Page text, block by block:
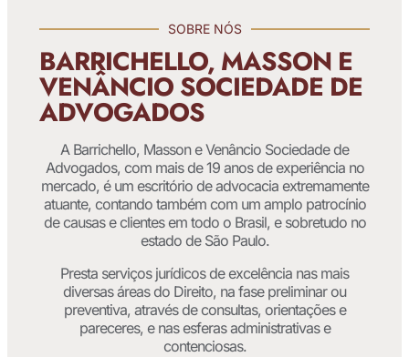
SOBRE NÓS
BARRICHELLO, MASSON E
VENÂNCIO SOCIEDADE DE
ADVOGADOS
A Barrichello, Masson e Venâncio Sociedade de
Advogados, com mais de 19 anos de experiência no
mercado, é um escritório de advocacia extremamente
atuante, contando também com um amplo patrocínio
de causas e clientes em todo o Brasil, e sobretudo no
estado de São Paulo.
Presta serviços jurídicos de excelência nas mais
diversas áreas do Direito, na fase preliminar ou
preventiva, através de consultas, orientações e
pareceres, e nas esferas administrativas e
contenciosas.